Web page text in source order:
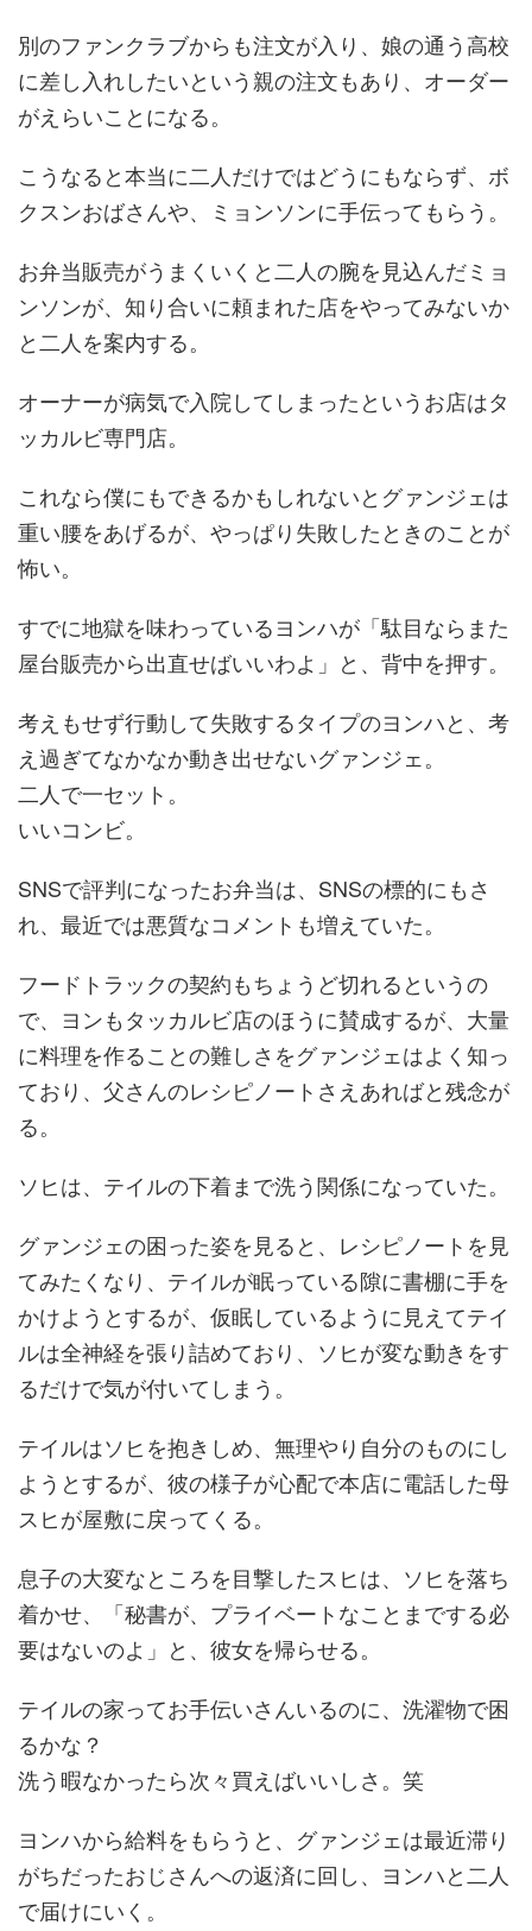
別のファンクラブからも注文が入り、娘の通う高校
に差し入れしたいという親の注文もあり、オーダー
がえらいことになる。
こうなると本当に二人だけではどうにもならず、ボ
クスンおばさんや、ミョンソンに手伝ってもらう。
お弁当販売がうまくいくと二人の腕を見込んだミョ
ンソンが、知り合いに頼まれた店をやってみないか
と二人を案内する。
オーナーが病気で入院してしまったというお店はタ
ッカルビ専門店。
これなら僕にもできるかもしれないとグァンジェは
重い腰をあげるが、やっぱり失敗したときのことが
怖い。
すでに地獄を味わっているヨンハが「駄目ならまた
屋台販売から出直せばいいわよ」と、背中を押す。
考えもせず行動して失敗するタイプのヨンハと、考
え過ぎてなかなか動き出せないグァンジェ。
二人で一セット。
いいコンビ。
SNSで評判になったお弁当は、SNSの標的にもさ
れ、最近では悪質なコメントも増えていた。
フードトラックの契約もちょうど切れるというの
で、ヨンもタッカルビ店のほうに賛成するが、大量
に料理を作ることの難しさをグァンジェはよく知っ
ており、父さんのレシピノートさえあればと残念が
る。
ソヒは、テイルの下着まで洗う関係になっていた。
グァンジェの困った姿を見ると、レシピノートを見
てみたくなり、テイルが眠っている隙に書棚に手を
かけようとするが、仮眠しているように見えてテイ
ルは全神経を張り詰めており、ソヒが変な動きをす
るだけで気が付いてしまう。
テイルはソヒを抱きしめ、無理やり自分のものにし
ようとするが、彼の様子が心配で本店に電話した母
スヒが屋敷に戻ってくる。
息子の大変なところを目撃したスヒは、ソヒを落ち
着かせ、「秘書が、プライベートなことまでする必
要はないのよ」と、彼女を帰らせる。
テイルの家ってお手伝いさんいるのに、洗濯物で困
るかな？
洗う暇なかったら次々買えばいいしさ。笑
ヨンハから給料をもらうと、グァンジェは最近滞り
がちだったおじさんへの返済に回し、ヨンハと二人
で届けにいく。